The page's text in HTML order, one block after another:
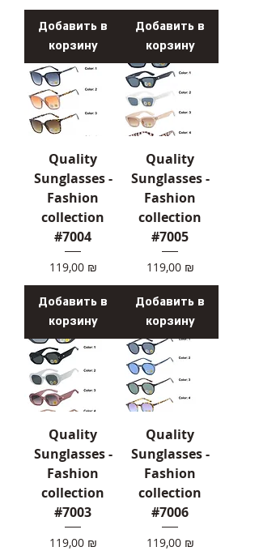
Добавить в
корзину
Добавить в
корзину
Quality
Sunglasses -
Fashion
collection
#7004
Цена
119,00 ₪
Добавить в
корзину
Quality
Sunglasses -
Fashion
collection
#7005
Цена
119,00 ₪
Добавить в
корзину
Quality
Sunglasses -
Fashion
collection
#7003
Цена
119,00 ₪
Quality
Sunglasses -
Fashion
collection
#7006
Цена
119,00 ₪